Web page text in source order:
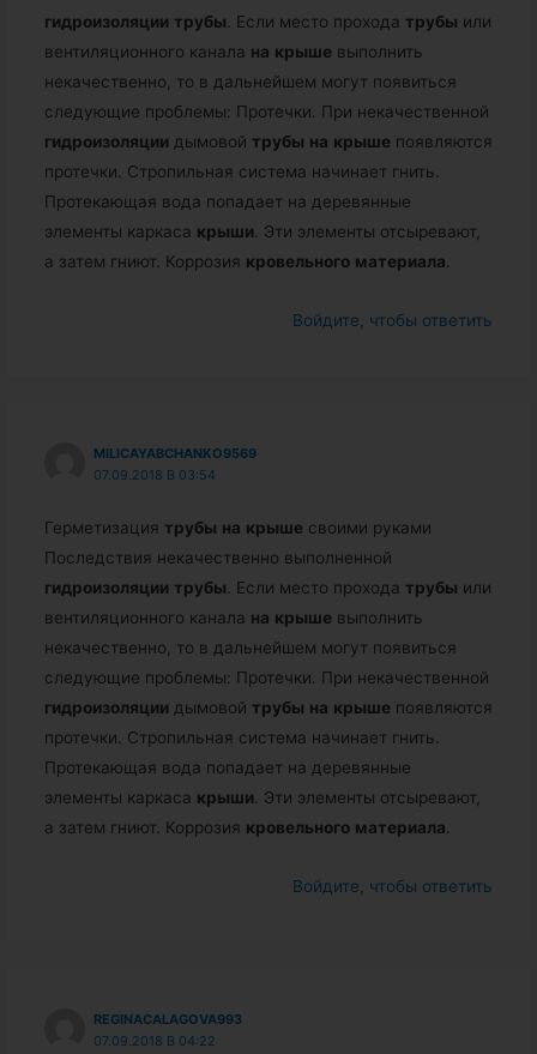
гидроизоляции трубы . Если место прохода трубы или
вентиляционного канала на крыше выполнить
некачественно, то в дальнейшем могут появиться
следующие проблемы: Протечки. При некачественной
гидроизоляции дымовой трубы на крыше появляются
протечки. Стропильная система начинает гнить.
Протекающая вода попадает на деревянные
элементы каркаса крыши . Эти элементы отсыревают,
а затем гниют. Коррозия кровельного материала
Войдите, чтобы ответить
MILICAYABCHANKO9569
07.09.2018 В 03:54
Герметизация трубы на крыше своими руками
Последствия некачественно выполненной
гидроизоляции трубы. Если место прохода трубы или
вентиляционного канала на крыше выполнить
некачественно, то в дальнейшем могут появиться
следующие проблемы: Протечки. При некачественной
гидроизоляции дымовой трубы на крыше появляются
протечки. Стропильная система начинает гнить.
Протекающая вода попадает на деревянные
элементы каркаса крыши. Эти элементы отсыревают,
а затем гниют. Коррозия кровельного материала.
Войдите, чтобы ответить
REGINACALAGOVA993
07.09.2018 В 04:22